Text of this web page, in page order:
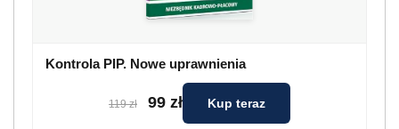
Kontrola PIP. Nowe uprawnienia
119 zł 99 zł Kup teraz